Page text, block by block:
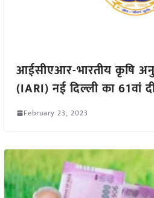
आईसीएआर-भारतीय कृषि
(IARI) नई दिल्ली का 61वां
February 23, 2023